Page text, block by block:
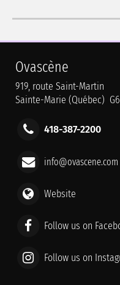
Ovascène
919, route Saint-Martin
Sainte-Marie (Québec)
418-387-2200
info@ovascene.com
Website
Follow us on
Follow us on